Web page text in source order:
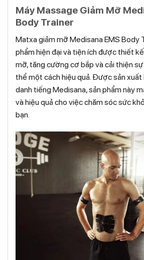
Máy Massage Giảm Mỡ
Body Trainer
Matxa giảm mỡ Medisana EMS Body
phẩm hiện đại và tiện ích được thiết
mỡ, tăng cường cơ bắp và cải thiện
thể một cách hiệu quả. Được sản
danh tiếng Medisana, sản phẩm này
và hiệu quả cho việc chăm sóc sức
bạn.